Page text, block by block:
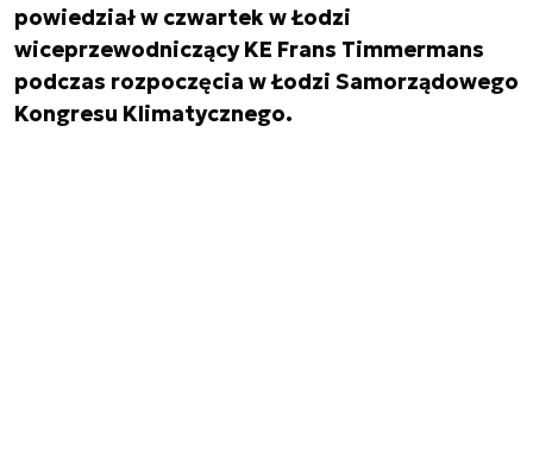
powiedział w czwartek w Łodzi
wiceprzewodniczący KE Frans Timmermans
podczas rozpoczęcia w Łodzi Samorządowego
Kongresu Klimatycznego.